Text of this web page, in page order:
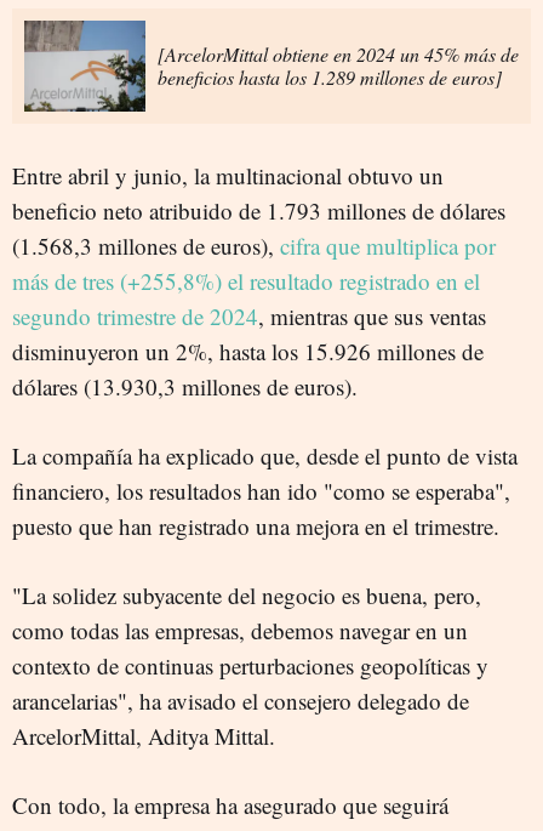
[ArcelorMittal obtiene en 2024 un 45% más de
beneficios hasta los 1.289 millones de euros]
Entre abril y junio, la multinacional obtuvo un
beneficio neto atribuido de 1.793 millones de dólares
(1.568,3 millones de euros), cifra que multiplica por
más de tres (+255,8%) el resultado registrado en el
segundo trimestre de 2024, mientras que sus ventas
disminuyeron un 2%, hasta los 15.926 millones de
dólares (13.930,3 millones de euros).
La compañía ha explicado que, desde el punto de vista
financiero, los resultados han ido "como se esperaba",
puesto que han registrado una mejora en el trimestre.
"La solidez subyacente del negocio es buena, pero,
como todas las empresas, debemos navegar en un
contexto de continuas perturbaciones geopolíticas y
arancelarias", ha avisado el consejero delegado de
ArcelorMittal, Aditya Mittal.
Con todo, la empresa ha asegurado que seguirá